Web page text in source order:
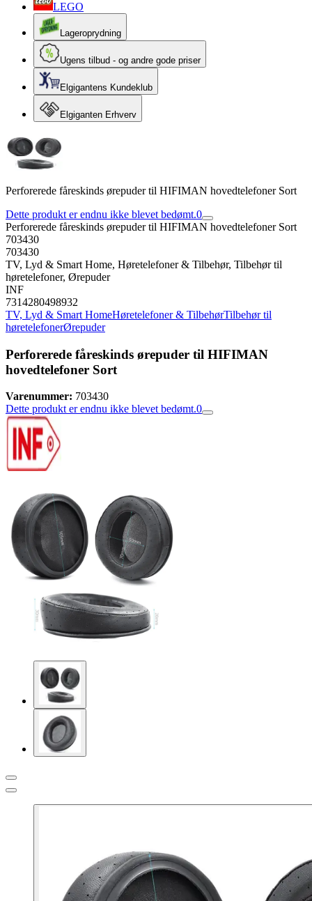
LEGO
Lageroprydning
Ugens tilbud - og andre gode priser
Elgigantens Kundeklub
Elgiganten Erhverv
Perforerede fåreskinds ørepuder til HIFIMAN hovedtelefoner Sort
Dette produkt er endnu ikke blevet bedømt.0
Perforerede fåreskinds ørepuder til HIFIMAN hovedtelefoner Sort
703430
703430
TV, Lyd & Smart Home, Høretelefoner & Tilbehør, Tilbehør til
høretelefoner, Ørepuder
INF
7314280498932
TV, Lyd & Smart HomeHøretelefoner & TilbehørTilbehør til
høretelefonerØrepuder
Perforerede fåreskinds ørepuder til HIFIMAN
hovedtelefoner Sort
Varenummer: 703430
Dette produkt er endnu ikke blevet bedømt.0